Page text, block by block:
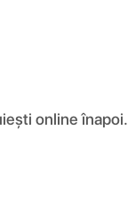
online înapoi.